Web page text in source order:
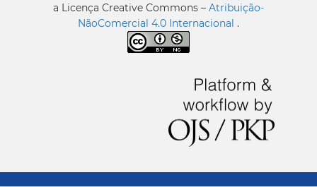
a Licença Creative Commons – Atribuição-
NãoComercial 4.0 Internacional .